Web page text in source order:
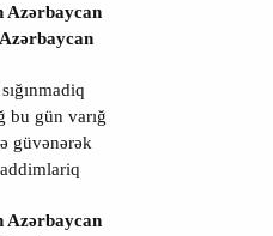
Azərbaycan
bu gün varığ
güvənərək
Azərbaycan